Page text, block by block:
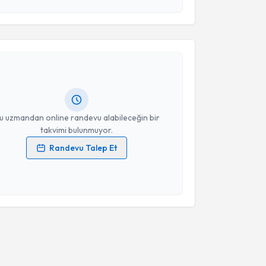
Takvim Talebini Gönder
uzmandan online randevu alabileceğin bir
takvimi bulunmuyor.
Randevu Talep Et
Talebi
Üçpunar
verilerimin işlenmesine ilişkinAydınlatma Metni